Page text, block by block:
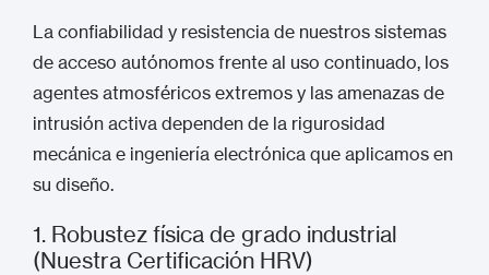
La confiabilidad y resistencia de nuestros sistemas
de acceso autónomos frente al uso continuado, los
agentes atmosféricos extremos y las amenazas de
intrusión activa dependen de la rigurosidad
mecánica e ingeniería electrónica que aplicamos en
su diseño.
1. Robustez física de grado industrial
(Nuestra Certificación HRV)